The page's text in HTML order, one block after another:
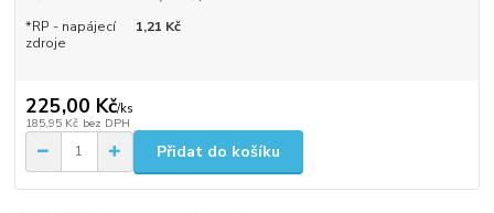
*RP - napájecí
zdroje
1,21 Kč
225,00 Kč/ks
185,95 Kč bez DPH
Přidat do košíku